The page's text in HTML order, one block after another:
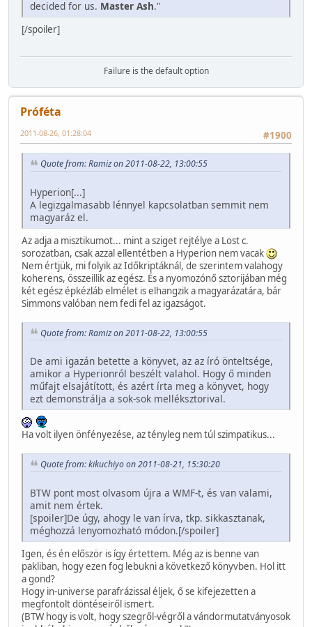
decided for us. Master Ash."
[/spoiler]
Failure is the default option
Próféta
#1900
2011-08-26, 01:28:04
Quote from: Ramiz on 2011-08-22, 13:00:55
Hyperion[...]
A legizgalmasabb lénnyel kapcsolatban semmit nem
magyaráz el.
Az adja a misztikumot... mint a sziget rejtélye a Lost c.
sorozatban, csak azzal ellentétben a Hyperion nem vacak
Nem értjük, mi folyik az Időkriptáknál, de szerintem valahogy
koherens, összeillik az egész. És a nyomozónő sztorijában még
két egész épkézláb elmélet is elhangzik a magyarázatára, bár
Simmons valóban nem fedi fel az igazságot.
Quote from: Ramiz on 2011-08-22, 13:00:55
De ami igazán betette a könyvet, az az író önteltsége,
amikor a Hyperionról beszélt valahol. Hogy ő minden
műfajt elsajátított, és azért írta meg a könyvet, hogy
ezt demonstrálja a sok-sok melléksztorival.
Ha volt ilyen önfényezése, az tényleg nem túl szimpatikus...
Quote from: kikuchiyo on 2011-08-21, 15:30:20
BTW pont most olvasom újra a WMF-t, és van valami,
amit nem értek.
[spoiler]De úgy, ahogy le van írva, tkp. sikkasztanak,
méghozzá lenyomozható módon.[/spoiler]
Igen, és én először is így értettem. Még az is benne van
pakliban, hogy ezen fog lebukni a következő könyvben. Hol itt
a gond?
Hogy in-universe parafrázissal éljek, ő se kifejezetten a
megfontolt döntéseiről ismert.
(BTW hogy is volt, hogy szegről-végről a vándormutatványosok